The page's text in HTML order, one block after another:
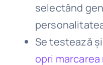
selectând
Se testează
opri